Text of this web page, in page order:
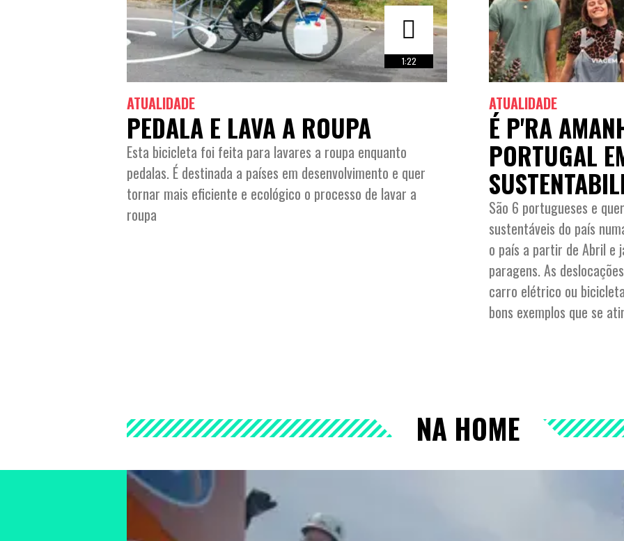
1:22
ATUALIDADE
PEDALA E LAVA A ROUPA
Esta bicicleta foi feita para lavares a roupa enquanto
pedalas. É destinada a países em desenvolvimento e quer
tornar mais eficiente e ecológico o processo de lavar a
roupa
ATUALIDADE
É P'RA
PORTUGAL
São 6 portugueses e
sustentáveis do país
o país a partir de Abril e
paragens. As
carro elétrico ou
bons exemplos que se
NA HOME